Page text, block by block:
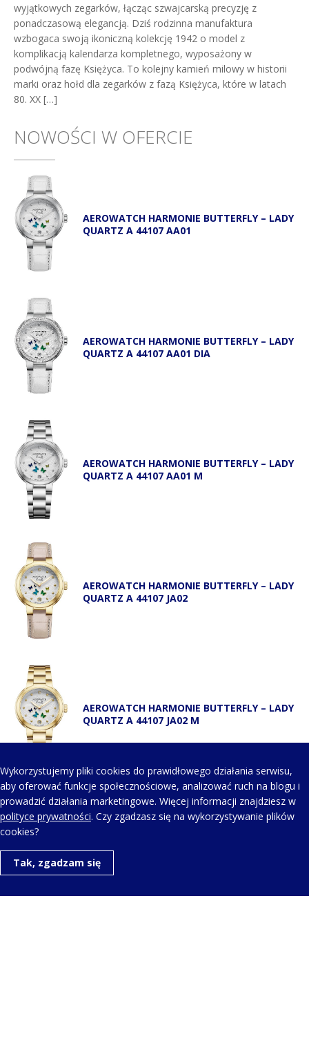
wyjątkowych zegarków, łącząc szwajcarską precyzję z
ponadczasową elegancją. Dziś rodzinna manufaktura
wzbogaca swoją ikoniczną kolekcję 1942 o model z
komplikacją kalendarza kompletnego, wyposażony w
podwójną fazę Księżyca. To kolejny kamień milowy w historii
marki oraz hołd dla zegarków z fazą Księżyca, które w latach
80. XX […]
NOWOŚCI W OFERCIE
AEROWATCH HARMONIE BUTTERFLY – LADY
QUARTZ A 44107 AA01
AEROWATCH HARMONIE BUTTERFLY – LADY
QUARTZ A 44107 AA01 DIA
AEROWATCH HARMONIE BUTTERFLY – LADY
QUARTZ A 44107 AA01 M
AEROWATCH HARMONIE BUTTERFLY – LADY
QUARTZ A 44107 JA02
AEROWATCH HARMONIE BUTTERFLY – LADY
QUARTZ A 44107 JA02 M
KONTAKT Z NAMI
Telefon kontaktowy:
+48 123 454 514
Wykorzystujemy pliki cookies do prawidłowego działania serwisu,
aby oferować funkcje społecznościowe, analizować ruch na blogu i
prowadzić działania marketingowe. Więcej informacji znajdziesz w
polityce prywatności. Czy zgadzasz się na wykorzystywanie plików
cookies?
Tak, zgadzam się